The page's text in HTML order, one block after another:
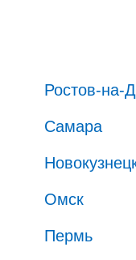
Ростов-на-
Самара
Омск
Пермь